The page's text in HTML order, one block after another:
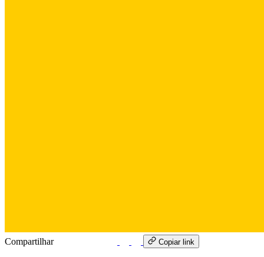
Compartilhar Copiar link